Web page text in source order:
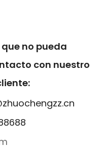
no pueda
con nuestro